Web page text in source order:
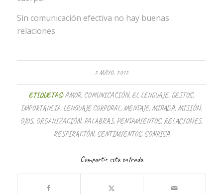
Sin comunicación efectiva no hay buenas
relaciones
2 MAYO, 2012
ETIQUETAS:AMOR, COMUNICACIÓN, EL LENGUAJE, GESTOS,
IMPORTANCIA, LENGUAJE CORPORAL,MENSAJE,MIRADA,MISIÓN,
OJOS, ORGANIZACIÓN, PALABRAS, PENSAMIENTOS, RELACIONES,
RESPIRACIÓN, SENTIMIENTOS, SONRISA
Compartir esta entrada